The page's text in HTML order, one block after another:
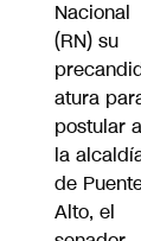
Nacional
(RN) su
atura
postular a
la
de
Alto, el